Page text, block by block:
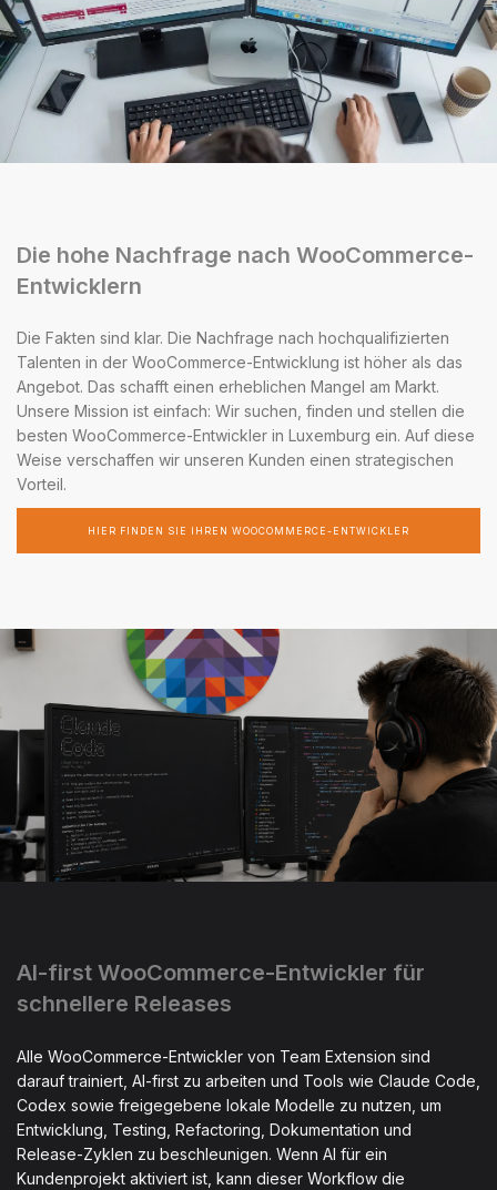
Die hohe Nachfrage nach WooCommerce-
Entwicklern
Die Fakten sind klar. Die Nachfrage nach hochqualifizierten
Talenten in der WooCommerce-Entwicklung ist höher als das
Angebot. Das schafft einen erheblichen Mangel am Markt.
Unsere Mission ist einfach: Wir suchen, finden und stellen die
besten WooCommerce-Entwickler in Luxemburg ein. Auf diese
Weise verschaffen wir unseren Kunden einen strategischen
Vorteil.
HIER FINDEN SIE IHREN WOOCOMMERCE-ENTWICKLER
AI-first WooCommerce-Entwickler für
schnellere Releases
Alle WooCommerce-Entwickler von Team Extension sind
darauf trainiert, AI-first zu arbeiten und Tools wie Claude Code,
Codex sowie freigegebene lokale Modelle zu nutzen, um
Entwicklung, Testing, Refactoring, Dokumentation und
Release-Zyklen zu beschleunigen. Wenn AI für ein
Kundenprojekt aktiviert ist, kann dieser Workflow die